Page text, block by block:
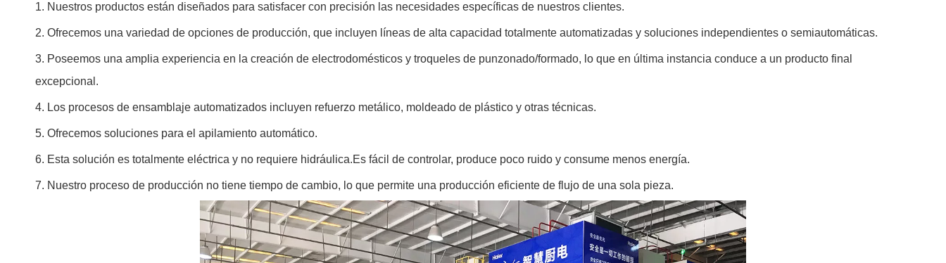
1. Nuestros productos están diseñados para satisfacer con precisión las necesidades específicas de nuestros clientes.
2. Ofrecemos una variedad de opciones de producción, que incluyen líneas de alta capacidad totalmente automatizadas y soluciones independientes o semiautomáticas.
3. Poseemos una amplia experiencia en la creación de electrodomésticos y troqueles de punzonado/formado, lo que en última instancia conduce a un producto final
excepcional.
4. Los procesos de ensamblaje automatizados incluyen refuerzo metálico, moldeado de plástico y otras técnicas.
5. Ofrecemos soluciones para el apilamiento automático.
6. Esta solución es totalmente eléctrica y no requiere hidráulica.Es fácil de controlar, produce poco ruido y consume menos energía.
7. Nuestro proceso de producción no tiene tiempo de cambio, lo que permite una producción eficiente de flujo de una sola pieza.